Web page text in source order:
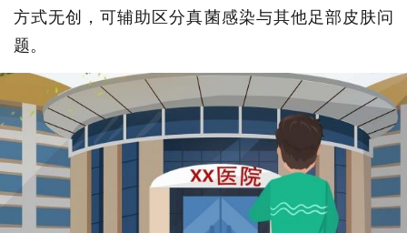
方式无创，可辅助区分真菌感染与其他足部皮肤问
题。